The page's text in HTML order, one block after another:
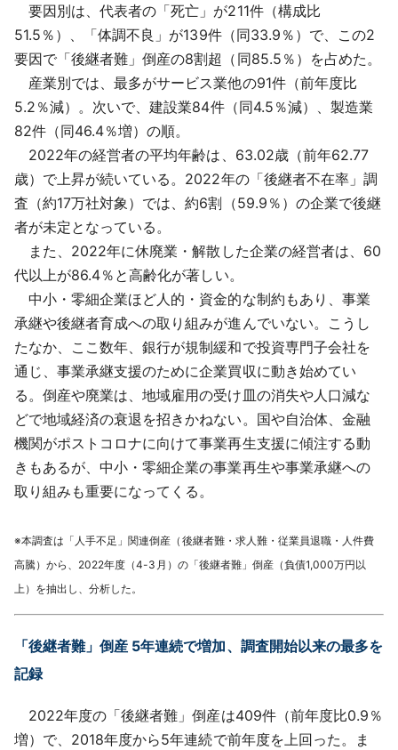
要因別は、代表者の「死亡」が211件（構成比
51.5％）、「体調不良」が139件（同33.9％）で、この2
要因で「後継者難」倒産の8割超（同85.5％）を占めた。
産業別では、最多がサービス業他の91件（前年度比
5.2％減）。次いで、建設業84件（同4.5％減）、製造業
82件（同46.4％増）の順。
2022年の経営者の平均年齢は、63.02歳（前年62.77
歳）で上昇が続いている。2022年の「後継者不在率」調
査（約17万社対象）では、約6割（59.9％）の企業で後継
者が未定となっている。
また、2022年に休廃業・解散した企業の経営者は、60
代以上が86.4％と高齢化が著しい。
中小・零細企業ほど人的・資金的な制約もあり、事業
承継や後継者育成への取り組みが進んでいない。こうし
たなか、ここ数年、銀行が規制緩和で投資専門子会社を
通じ、事業承継支援のために企業買収に動き始めてい
る。倒産や廃業は、地域雇用の受け皿の消失や人口減な
どで地域経済の衰退を招きかねない。国や自治体、金融
機関がポストコロナに向けて事業再生支援に傾注する動
きもあるが、中小・零細企業の事業再生や事業承継への
取り組みも重要になってくる。
※本調査は「人手不足」関連倒産（後継者難・求人難・従業員退職・人件費
高騰）から、2022年度（4-3月）の「後継者難」倒産（負債1,000万円以
上）を抽出し、分析した。
「後継者難」倒産 5年連続で増加、調査開始以来の最多を
記録
2022年度の「後継者難」倒産は409件（前年度比0.9％
増）で、2018年度から5年連続で前年度を上回った。ま